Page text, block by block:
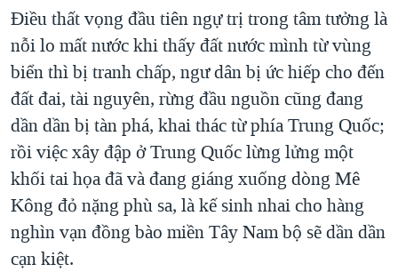
KHOA HỌC
SỨC KHOẺ
VĂN HOÁ
THỂ THAO
GIÁO DỤC
GIẢI MÃ VÀNH ĐAI & CON ĐƯỜNG
NGÀY TỊ NẠN THẾ GIỚI
TRỊNH VĨNH BÌNH - NGƯỜI HẠ 'BÊN THẮNG CUỘC'
GROUND ZERO – XƯA VÀ NAY
CHI PHÍ CHIẾN TRANH AFGHANISTAN
CÁC GIÁ TRỊ CỘNG HÒA Ở VIỆT NAM
THƯỢNG ĐỈNH TRUMP-KIM TẠI VIỆT NAM
TRỊNH VĨNH BÌNH VS. CHÍNH PHỦ VIỆT NAM
NGƯ DÂN VIỆT VÀ LÀN SÓNG TRỘM HẢI SÂM
Ngôn ngữ khác
Điều thất vọng đầu tiên ngự trị trong tâm tưởng là
nỗi lo mất nước khi thấy đất nước mình từ vùng
biển thì bị tranh chấp, ngư dân bị ức hiếp cho đến
đất đai, tài nguyên, rừng đầu nguồn cũng đang
dần dần bị tàn phá, khai thác từ phía Trung Quốc;
rồi việc xây đập ở Trung Quốc lừng lửng một
khối tai họa đã và đang giáng xuống dòng Mê
Kông đỏ nặng phù sa, là kế sinh nhai cho hàng
nghìn vạn đồng bào miền Tây Nam bộ sẽ dần dần
cạn kiệt.